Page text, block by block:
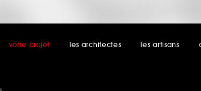
votre projet les architectes les artisans